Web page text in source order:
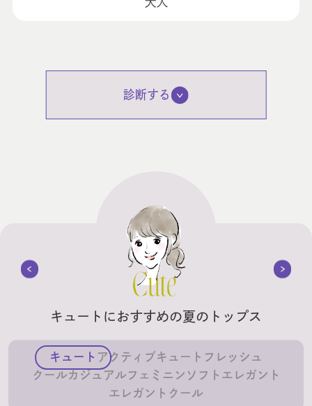
診断する
キュートにおすすめの夏のトップス
キュート アクティブキュート フレッシュ
クールカジュアル フェミニン ソフトエレガント
エレガント クール